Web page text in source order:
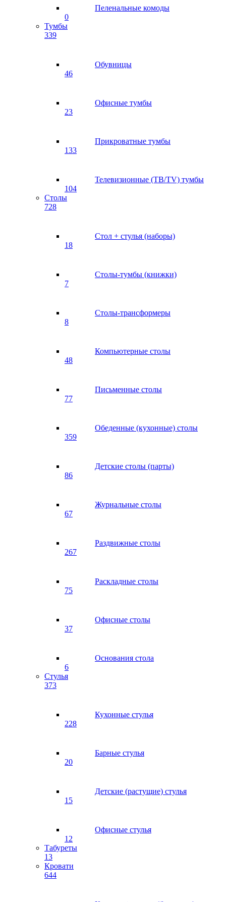
Пеленальные комоды
0
Тумбы
339
Обувницы
46
Офисные тумбы
23
Прикроватные тумбы
133
Телевизионные (ТВ/TV) тумбы
104
Столы
728
Стол + стулья (наборы)
18
Столы-тумбы (книжки)
7
Столы-трансформеры
8
Компьютерные столы
48
Письменные столы
77
Обеденные (кухонные) столы
359
Детские столы (парты)
86
Журнальные столы
67
Раздвижные столы
267
Раскладные столы
75
Офисные столы
37
Основания стола
6
Стулья
373
Кухонные стулья
228
Барные стулья
20
Детские (растущие) стулья
15
Офисные стулья
12
Табуреты
13
Кровати
644